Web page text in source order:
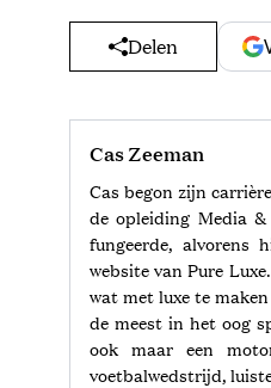
Delen
Cas Zeeman
Cas begon zijn
de opleiding Media
fungeerde, alvorens
website van Pure
wat met luxe te
de meest in het oog
ook maar een
voetbalwedstrijd,